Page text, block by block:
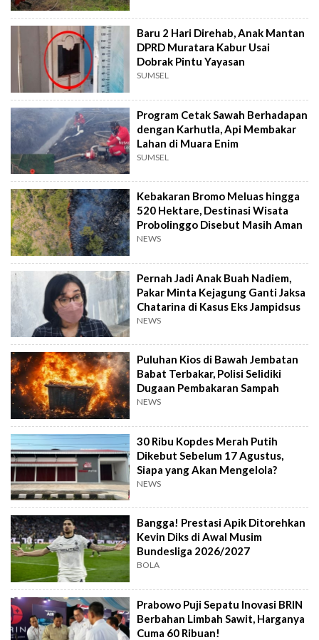
Baru 2 Hari Direhab, Anak Mantan
DPRD Muratara Kabur Usai
Dobrak Pintu Yayasan
SUMSEL
Program Cetak Sawah Berhadapan
dengan Karhutla, Api Membakar
Lahan di Muara Enim
SUMSEL
Kebakaran Bromo Meluas hingga
520 Hektare, Destinasi Wisata
Probolinggo Disebut Masih Aman
NEWS
Pernah Jadi Anak Buah Nadiem,
Pakar Minta Kejagung Ganti Jaksa
Chatarina di Kasus Eks Jampidsus
NEWS
Puluhan Kios di Bawah Jembatan
Babat Terbakar, Polisi Selidiki
Dugaan Pembakaran Sampah
NEWS
30 Ribu Kopdes Merah Putih
Dikebut Sebelum 17 Agustus,
Siapa yang Akan Mengelola?
NEWS
Bangga! Prestasi Apik Ditorehkan
Kevin Diks di Awal Musim
Bundesliga 2026/2027
BOLA
Prabowo Puji Sepatu Inovasi BRIN
Berbahan Limbah Sawit, Harganya
Cuma 60 Ribuan!